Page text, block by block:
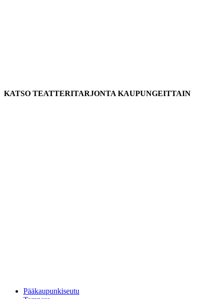
KATSO TEATTERITARJONTA KAUPUNGEITTAIN
Pääkaupunkiseutu